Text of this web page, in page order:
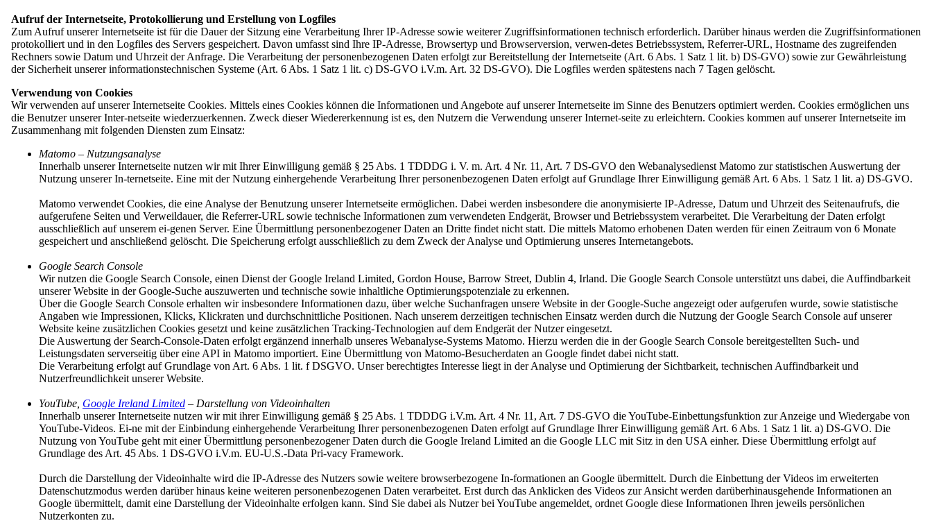
Aktuelles
Geschichte
Regionalverbände und Mitgliedsvereine
Kontakt
Menü schließen
Start
Aktuelles
Übersicht: Aktuelles
Veranstaltungen
Stellenangebote
Presse
Domowina
Übersicht: Domowina
Geschichte
Programm
Mitglieder
Übersicht: Mitglieder
Unsere Struktur
Mitglied werden
Regionalverbände und Mitgliedsvereine
Übersicht: Regionalverbände und Mitgliedsvereine
Wissenschaftliche Gesellschaft Maćica Serbska
Sorbischer Jugendverein „PAWK“
Sorbischer Schulverein
Serbski Sokoł
Sorbischer Kulturtourismus
Förderkreis für sorbische Volkskultur
Cyrill-Methodius-Verein
SKI Berlin
Gesellschaft zur Förderung des Sorbischen National-Ensembles
Bund sorbischer Gesangvereine
Bund sorbischer Handwerker und Unternehmer
Bund sorbischer Studierender
Sorbischer Künstlerbund
Regionalverband Jakub Lorenc-Zalěski
Regionalverband Niederlausitz
Regionalverband "Handrij Zejler"
Aufruf der Internetseite, Protokollierung und Erstellung von Logfiles
Zum Aufruf unserer Internetseite ist für die Dauer der Sitzung eine Verarbeitung Ihrer IP-Adresse sowie weiterer Zugriffsinformationen technisch erforderlich. Darüber hinaus werden die Zugriffsinformationen
protokolliert und in den Logfiles des Servers gespeichert. Davon umfasst sind Ihre IP-Adresse, Browsertyp und Browserversion, verwen-detes Betriebssystem, Referrer-URL, Hostname des zugreifenden
Rechners sowie Datum und Uhrzeit der Anfrage. Die Verarbeitung der personenbezogenen Daten erfolgt zur Bereitstellung der Internetseite (Art. 6 Abs. 1 Satz 1 lit. b) DS-GVO) sowie zur Gewährleistung
der Sicherheit unserer informationstechnischen Systeme (Art. 6 Abs. 1 Satz 1 lit. c) DS-GVO i.V.m. Art. 32 DS-GVO). Die Logfiles werden spätestens nach 7 Tagen gelöscht.
Verwendung von Cookies
Wir verwenden auf unserer Internetseite Cookies. Mittels eines Cookies können die Informationen und Angebote auf unserer Internetseite im Sinne des Benutzers optimiert werden. Cookies ermöglichen uns
die Benutzer unserer Inter-netseite wiederzuerkennen. Zweck dieser Wiedererkennung ist es, den Nutzern die Verwendung unserer Internet-seite zu erleichtern. Cookies kommen auf unserer Internetseite im
Zusammenhang mit folgenden Diensten zum Einsatz:
Matomo – Nutzungsanalyse
Innerhalb unserer Internetseite nutzen wir mit Ihrer Einwilligung gemäß § 25 Abs. 1 TDDDG i. V. m. Art. 4 Nr. 11, Art. 7 DS-GVO den Webanalysedienst Matomo zur statistischen Auswertung der
Nutzung unserer In-ternetseite. Eine mit der Nutzung einhergehende Verarbeitung Ihrer personenbezogenen Daten erfolgt auf Grundlage Ihrer Einwilligung gemäß Art. 6 Abs. 1 Satz 1 lit. a) DS-GVO.
Matomo verwendet Cookies, die eine Analyse der Benutzung unserer Internetseite ermöglichen. Dabei werden insbesondere die anonymisierte IP-Adresse, Datum und Uhrzeit des Seitenaufrufs, die
aufgerufene Seiten und Verweildauer, die Referrer-URL sowie technische Informationen zum verwendeten Endgerät, Browser und Betriebssystem verarbeitet. Die Verarbeitung der Daten erfolgt
ausschließlich auf unserem ei-genen Server. Eine Übermittlung personenbezogener Daten an Dritte findet nicht statt. Die mittels Matomo erhobenen Daten werden für einen Zeitraum von 6 Monate
gespeichert und anschließend gelöscht. Die Speicherung erfolgt ausschließlich zu dem Zweck der Analyse und Optimierung unseres Internetangebots.
Google Search Console
Wir nutzen die Google Search Console, einen Dienst der Google Ireland Limited, Gordon House, Barrow Street, Dublin 4, Irland. Die Google Search Console unterstützt uns dabei, die Auffindbarkeit
unserer Website in der Google-Suche auszuwerten und technische sowie inhaltliche Optimierungspotenziale zu erkennen.
Über die Google Search Console erhalten wir insbesondere Informationen dazu, über welche Suchanfragen unsere Website in der Google-Suche angezeigt oder aufgerufen wurde, sowie statistische
Angaben wie Impressionen, Klicks, Klickraten und durchschnittliche Positionen. Nach unserem derzeitigen technischen Einsatz werden durch die Nutzung der Google Search Console auf unserer
Website keine zusätzlichen Cookies gesetzt und keine zusätzlichen Tracking-Technologien auf dem Endgerät der Nutzer eingesetzt.
Die Auswertung der Search-Console-Daten erfolgt ergänzend innerhalb unseres Webanalyse-Systems Matomo. Hierzu werden die in der Google Search Console bereitgestellten Such- und
Leistungsdaten serverseitig über eine API in Matomo importiert. Eine Übermittlung von Matomo-Besucherdaten an Google findet dabei nicht statt.
Die Verarbeitung erfolgt auf Grundlage von Art. 6 Abs. 1 lit. f DSGVO. Unser berechtigtes Interesse liegt in der Analyse und Optimierung der Sichtbarkeit, technischen Auffindbarkeit und
Nutzerfreundlichkeit unserer Website.
YouTube, Google Ireland Limited – Darstellung von Videoinhalten
Innerhalb unserer Internetseite nutzen wir mit ihrer Einwilligung gemäß § 25 Abs. 1 TDDDG i.V.m. Art. 4 Nr. 11, Art. 7 DS-GVO die YouTube-Einbettungsfunktion zur Anzeige und Wiedergabe von
YouTube-Videos. Ei-ne mit der Einbindung einhergehende Verarbeitung Ihrer personenbezogenen Daten erfolgt auf Grundlage Ihrer Einwilligung gemäß Art. 6 Abs. 1 Satz 1 lit. a) DS-GVO. Die
Nutzung von YouTube geht mit einer Übermittlung personenbezogener Daten durch die Google Ireland Limited an die Google LLC mit Sitz in den USA einher. Diese Übermittlung erfolgt auf
Grundlage des Art. 45 Abs. 1 DS-GVO i.V.m. EU-U.S.-Data Pri-vacy Framework.
Durch die Darstellung der Videoinhalte wird die IP-Adresse des Nutzers sowie weitere browserbezogene In-formationen an Google übermittelt. Durch die Einbettung der Videos im erweiterten
Datenschutzmodus werden darüber hinaus keine weiteren personenbezogenen Daten verarbeitet. Erst durch das Anklicken des Videos zur Ansicht werden darüberhinausgehende Informationen an
Google übermittelt, damit eine Darstellung der Videoinhalte erfolgen kann. Sind Sie dabei als Nutzer bei YouTube angemeldet, ordnet Google diese Informationen Ihren jeweils persönlichen
Nutzerkonten zu.